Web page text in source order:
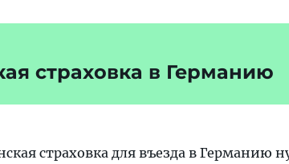
страховка в Германию
страховка для въезда в Германию